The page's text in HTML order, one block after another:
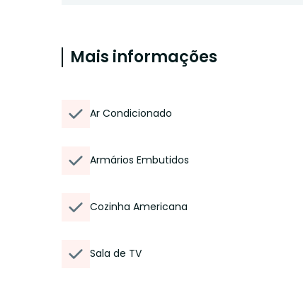
Mais informações
Ar Condicionado
Armários Embutidos
Cozinha Americana
Sala de TV